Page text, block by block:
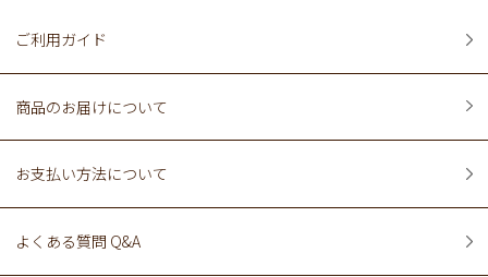
ご利用ガイド
商品のお届けについて
お支払い方法について
よくある質問 Q&A